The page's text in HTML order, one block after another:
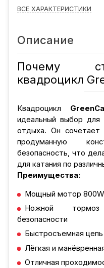
ВСЕ ХАРАКТЕРИСТИКИ
Описание
Почему
квадроцикл
Квадроцикл
идеальный выбор для
отдыха. Он
продуманную
безопасность, что
для катания по
Преимущества:
Мощный мотор 800W
Ножной тормоз
безопасности
Быстросъемная
Лёгкая и
Отличная